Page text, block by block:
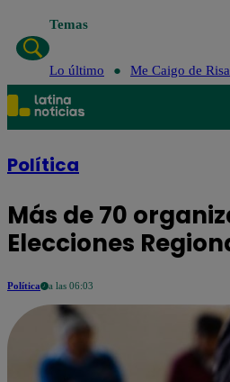
Temas
Lo último Me Caigo de Risa
Política
Más de 70
Elecciones
Política a las 06:03